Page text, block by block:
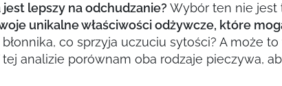
lepszy na odchudzanie? Wybór ten nie jest
unikalne właściwości odżywcze, które
co sprzyja uczuciu sytości? A może to
analizie porównam oba rodzaje pieczywa,